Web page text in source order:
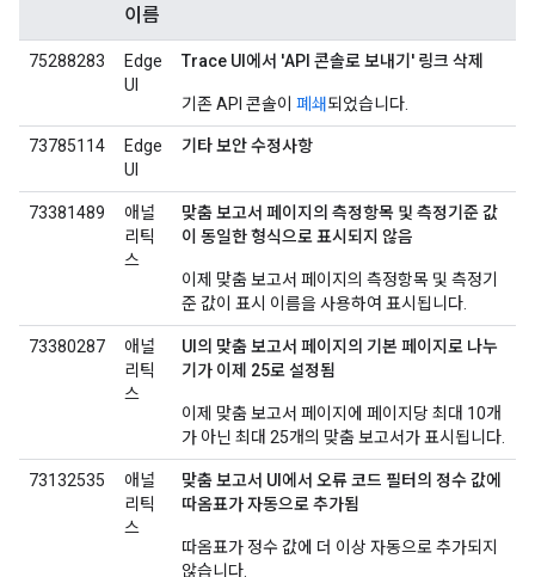
이름
75288283
Edge
UI
Trace UI에서 'API 콘솔로 보내기' 링크 삭제
기존 API 콘솔이 폐쇄 되었습니다.
73785114
Edge
UI
기타 보안 수정사항
73381489
애널
리틱
스
맞춤 보고서 페이지의 측정항목 및 측정기준 값
이 동일한 형식으로 표시되지 않음
이제 맞춤 보고서 페이지의 측정항목 및 측정기
준 값이 표시 이름을 사용하여 표시됩니다.
73380287
애널
리틱
스
UI의 맞춤 보고서 페이지의 기본 페이지로 나누
기가 이제 25로 설정됨
이제 맞춤 보고서 페이지에 페이지당 최대 10개
가 아닌 최대 25개의 맞춤 보고서가 표시됩니다.
73132535
애널
리틱
스
맞춤 보고서 UI에서 오류 코드 필터의 정수 값에
따옴표가 자동으로 추가됨
따옴표가 정수 값에 더 이상 자동으로 추가되지
않습니다.